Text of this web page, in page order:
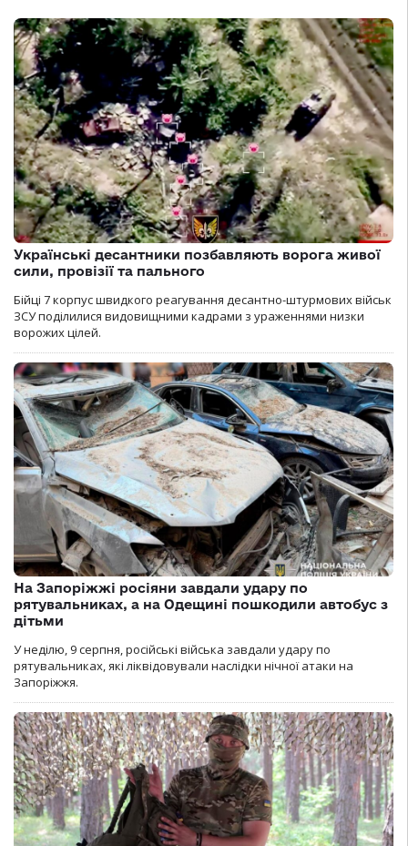
Українські десантники позбавляють ворога живої
сили, провізії та пального
Бійці 7 корпус швидкого реагування десантно-штурмових військ
ЗСУ поділилися видовищними кадрами з ураженнями низки
ворожих цілей.
На Запоріжжі росіяни завдали удару по
рятувальниках, а на Одещині пошкодили автобус з
дітьми
У неділю, 9 серпня, російські війська завдали удару по
рятувальниках, які ліквідовували наслідки нічної атаки на
Запоріжжя.